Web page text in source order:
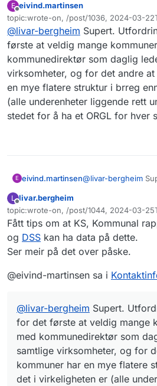
hjemmesider.
Vi kjenner ikke til
diskusjonstråden,
noen andre
tråden når vi får svar.
E
Frakoblet
eivind.martinsen
topic:wrote-on, /post/1036, 2024-03-
Sist endret av eivind.martinsen
@livar-bergheim Supert.
første at veldig mange
kommunedirektør som daglig
virksomheter, og for det andre
en mye flatere struktur i brreg
(alle underenheter liggende rett
stedet for å ha et ORGL for hver
E eivind.martinsen@livar-bergheim
som daglig leder for
og for det andre at
mye flatere struktur
virkeligheten er
rett under KOMM-
L
Frakoblet
livar.bergheim
topic:wrote-on, /post/1044, 2024-03-
Sist endret av
Fått tips om at KS, Kommunal
og DSS kan ha data på dette.
Ser meir på det over påske.
@eivind-martinsen sa i
@livar-bergheim Supert.
for det første at veldig mange
med kommunedirektør som
samtlige virksomheter, og for
kommuner har en mye flatere
det i virkeligheten er (alle